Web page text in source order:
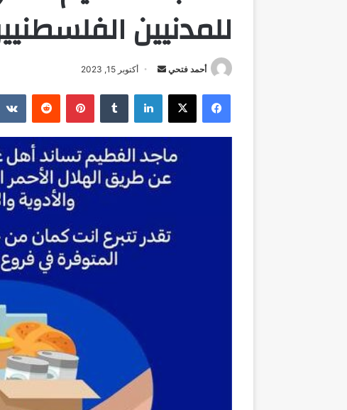
للمدنيين
أحمد فتحي
أرسل
إلكترونيا
أكتوبر 15, 2023
فيسبوك ‫X لينكدإن بينتيريست